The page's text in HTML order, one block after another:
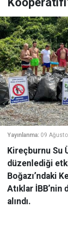
Yayınlanma: 09
Kireçburnu Su
düzenlediği
Boğazı’ndaki
Atıklar
alındı.